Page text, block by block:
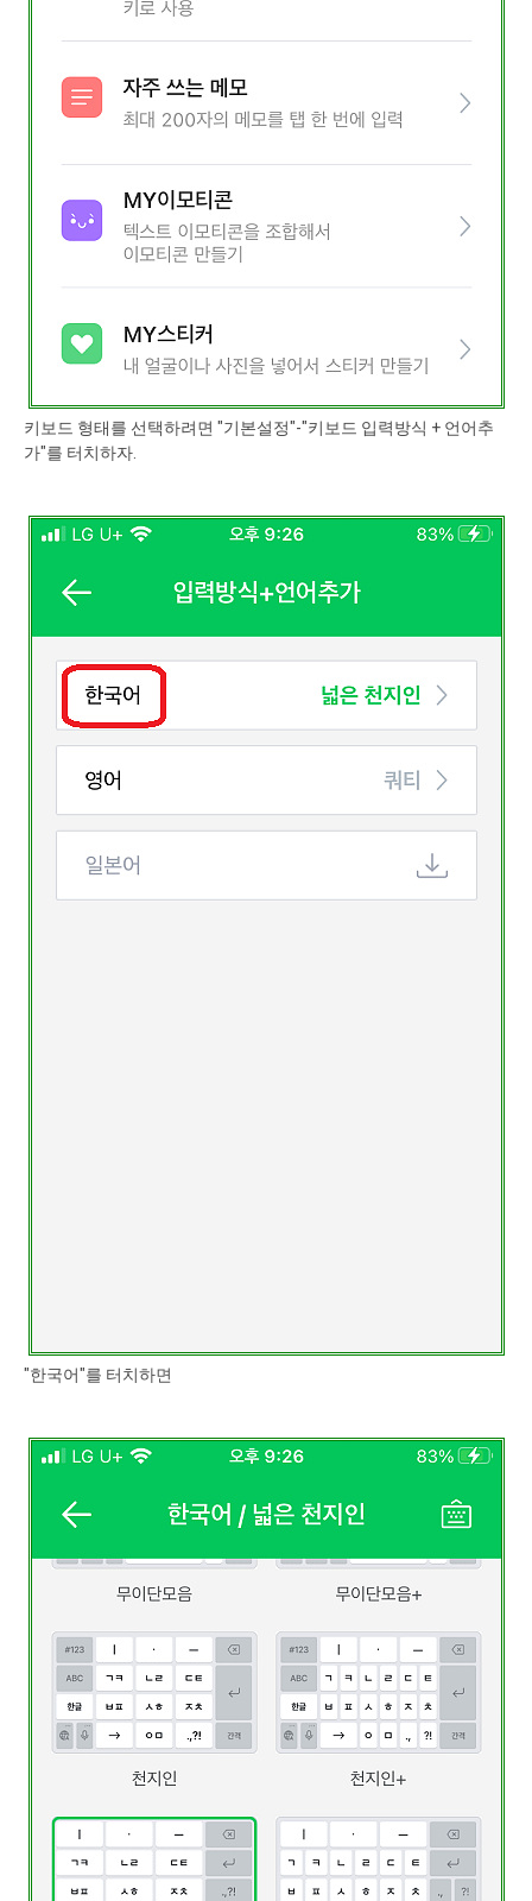
키보드 형태를 선택하려면 "기본설정"-"키보드 입력방식 + 언어추
가"를 터치하자.
"한국어"를 터치하면